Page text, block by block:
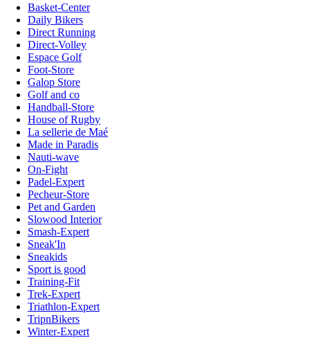
Basket-Center
Daily Bikers
Direct Running
Direct-Volley
Espace Golf
Foot-Store
Galop Store
Golf and co
Handball-Store
House of Rugby
La sellerie de Maé
Made in Paradis
Nauti-wave
On-Fight
Padel-Expert
Pecheur-Store
Pet and Garden
Slowood Interior
Smash-Expert
Sneak'In
Sneakids
Sport is good
Training-Fit
Trek-Expert
Triathlon-Expert
TripnBikers
Winter-Expert